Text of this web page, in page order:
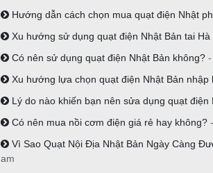
Hướng dẫn cách chọn mua quạt điện Nhật
Xu hướng sử dụng quạt điện Nhật Bản tai Hà
Có nên sử dụng quạt điện Nhật Bản không?
Xu hướng lựa chọn quạt điện Nhật Bản nhập
Lý do nào khiến bạn nên sửa dụng quạt điện
Có nên mua nồi cơm điện giá rẻ hay không?
Vì Sao Quạt Nội Địa Nhật Bản Ngày Càng
am